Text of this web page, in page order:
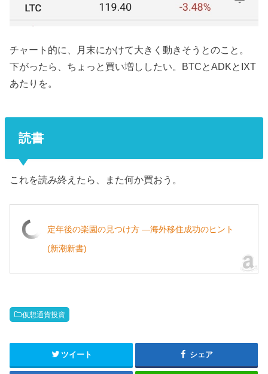
チャート的に、月末にかけて大きく動きそうとのこと。
下がったら、ちょっと買い増ししたい。BTCとADKとIXT
あたりを。
読書
これを読み終えたら、また何か買おう。
定年後の楽園の見つけ方 ―海外移住成功のヒント
(新潮新書)
仮想通貨投資
ツイート シェア